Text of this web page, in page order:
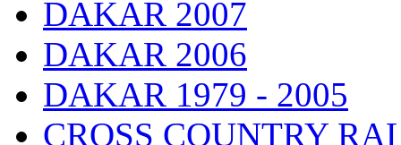
DAKAR 2007
DAKAR 2006
DAKAR 1979 - 2005
CROSS COUNTRY